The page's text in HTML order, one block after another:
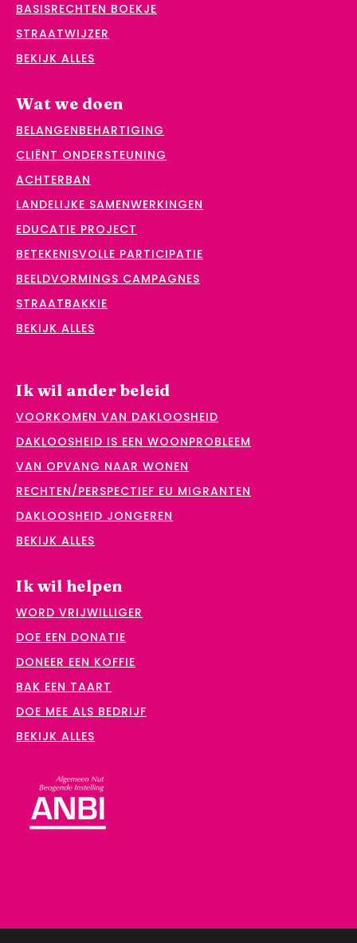
BASISRECHTEN BOEKJE
STRAATWIJZER
BEKIJK ALLES
Wat we doen
BELANGENBEHARTIGING
CLIËNT ONDERSTEUNING
ACHTERBAN
LANDELIJKE SAMENWERKINGEN
EDUCATIE PROJECT
BETEKENISVOLLE PARTICIPATIE
BEELDVORMINGS CAMPAGNES
STRAATBAKKIE
BEKIJK ALLES
Ik wil ander beleid
VOORKOMEN VAN DAKLOOSHEID
DAKLOOSHEID IS EEN WOONPROBLEEM
VAN OPVANG NAAR WONEN
RECHTEN/PERSPECTIEF EU MIGRANTEN
DAKLOOSHEID JONGEREN
BEKIJK ALLES
Ik wil helpen
WORD VRIJWILLIGER
DOE EEN DONATIE
DONEER EEN KOFFIE
BAK EEN TAART
DOE MEE ALS BEDRIJF
BEKIJK ALLES